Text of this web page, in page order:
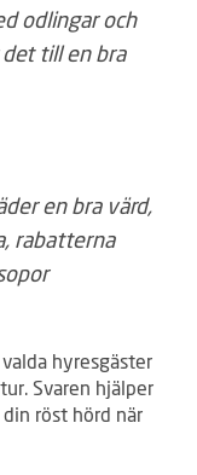
odlingar och
till en bra
en bra värd,
rabatterna
hyresgäster
Svaren hjälper
röst hörd när